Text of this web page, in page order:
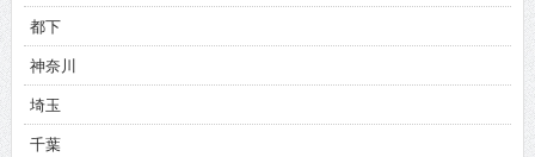
都下
神奈川
埼玉
千葉